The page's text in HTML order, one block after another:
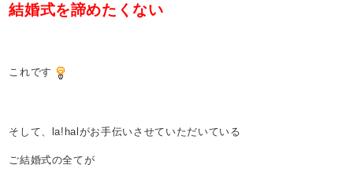
結婚式を諦めたくない
これです
そして、la!halがお手伝いさせていただいている
ご結婚式の全てが